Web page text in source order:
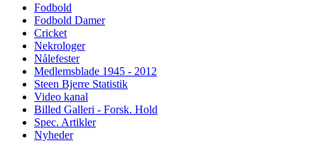
Fodbold
Fodbold Damer
Cricket
Nekrologer
Nålefester
Medlemsblade 1945 - 2012
Steen Bjerre Statistik
Video kanal
Billed Galleri - Forsk. Hold
Spec. Artikler
Nyheder